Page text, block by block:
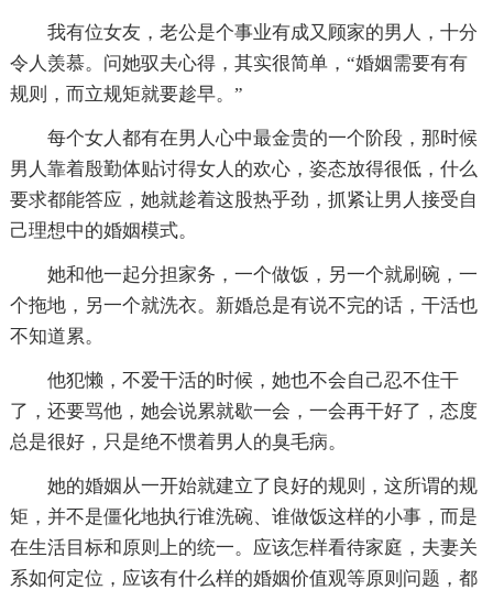
我有位女友，老公是个事业有成又顾家的男人，十分
令人羡慕。问她驭夫心得，其实很简单，“婚姻需要有有
规则，而立规矩就要趁早。”
每个女人都有在男人心中最金贵的一个阶段，那时候
男人靠着殷勤体贴讨得女人的欢心，姿态放得很低，什么
要求都能答应，她就趁着这股热乎劲，抓紧让男人接受自
己理想中的婚姻模式。
她和他一起分担家务，一个做饭，另一个就刷碗，一
个拖地，另一个就洗衣。新婚总是有说不完的话，干活也
不知道累。
他犯懒，不爱干活的时候，她也不会自己忍不住干
了，还要骂他，她会说累就歇一会，一会再干好了，态度
总是很好，只是绝不惯着男人的臭毛病。
她的婚姻从一开始就建立了良好的规则，这所谓的规
矩，并不是僵化地执行谁洗碗、谁做饭这样的小事，而是
在生活目标和原则上的统一。应该怎样看待家庭，夫妻关
系如何定位，应该有什么样的婚姻价值观等原则问题，都